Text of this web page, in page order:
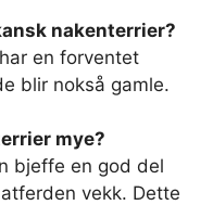
nakenterrier?
en forventet
blir nokså gamle.
mye?
bjeffe en god del
vekk. Dette